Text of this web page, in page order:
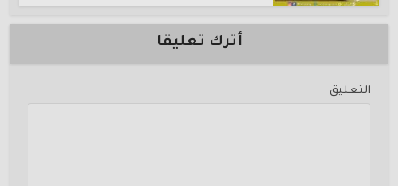
أترك تعليقا
التعليق